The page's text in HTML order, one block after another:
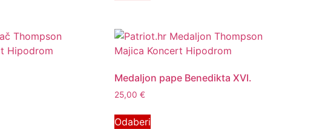
Medaljon pape Benedikta XVI.
25,00€
Odaberi